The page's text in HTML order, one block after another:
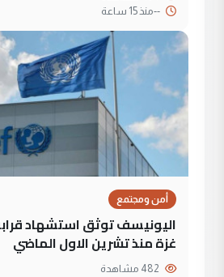
--منذ 15 ساعة
أمن ومجتمع
غزة منذ تشرين الاول الماضي